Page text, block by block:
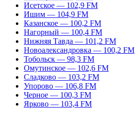
Исетское — 102,9 FM
Ишим — 104,9 FM
Казанское — 100,2 FM
Нагорный — 100,4 FM
Нижняя Тавда — 101,2 FM
Новоалександровка — 100,2 FM
Тобольск — 98,3 FM
Омутинское — 102,6 FM
Сладково — 103,2 FM
Упорово — 106,8 FM
Черное — 100,3 FM
Ярково — 103,4 FM